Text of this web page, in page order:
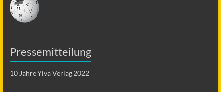
Pressemitteilung
10 Jahre Ylva Verlag 2022